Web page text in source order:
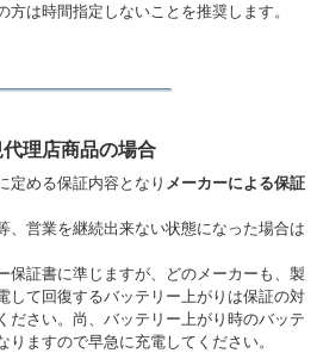
は時間指定しないことを推奨します。
理店商品の場合
める保証内容となり メーカーによる保証
、営業を継続出来ない状態になった場合は
保証書に準じますが、どのメーカーも、製
して回復するバッテリー上がりは保証の対
ださい。尚、バッテリー上がり時のバッテ
りますので早急に充電してください。